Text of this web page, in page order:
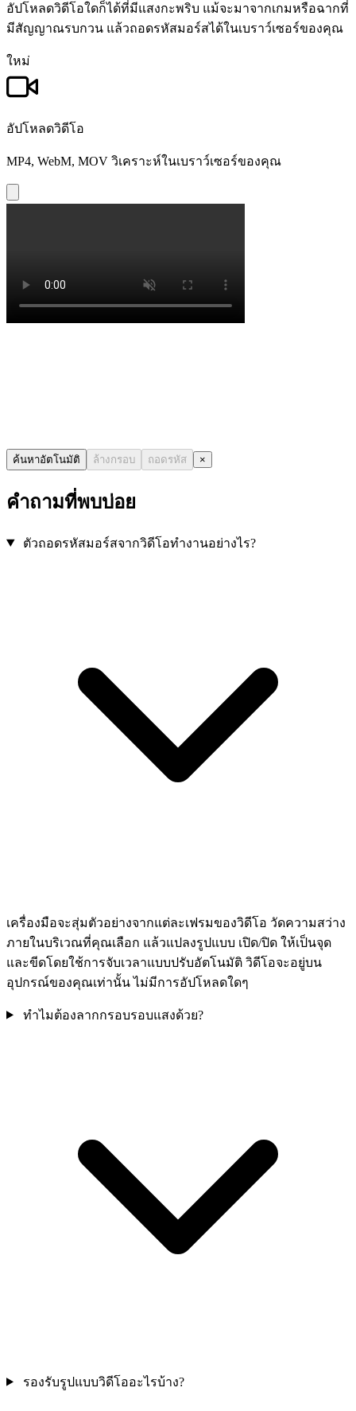
อัปโหลดวิดีโอใดก็ได้ที่มีแสงกะพริบ แม้จะมาจากเกมหรือฉากที่
มีสัญญาณรบกวน แล้วถอดรหัสมอร์สได้ในเบราว์เซอร์ของคุณ
ใหม่
อัปโหลดวิดีโอ
MP4, WebM, MOV วิเคราะห์ในเบราว์เซอร์ของคุณ
ค้นหาอัตโนมัติ ล้างกรอบ ถอดรหัส ×
คำถามที่พบบ่อย
ตัวถอดรหัสมอร์สจากวิดีโอทำงานอย่างไร?
เครื่องมือจะสุ่มตัวอย่างจากแต่ละเฟรมของวิดีโอ วัดความสว่าง
ภายในบริเวณที่คุณเลือก แล้วแปลงรูปแบบ เปิด/ปิด ให้เป็นจุด
และขีดโดยใช้การจับเวลาแบบปรับอัตโนมัติ วิดีโอจะอยู่บน
อุปกรณ์ของคุณเท่านั้น ไม่มีการอัปโหลดใดๆ
ทำไมต้องลากกรอบรอบแสงด้วย?
รองรับรูปแบบวิดีโออะไรบ้าง?